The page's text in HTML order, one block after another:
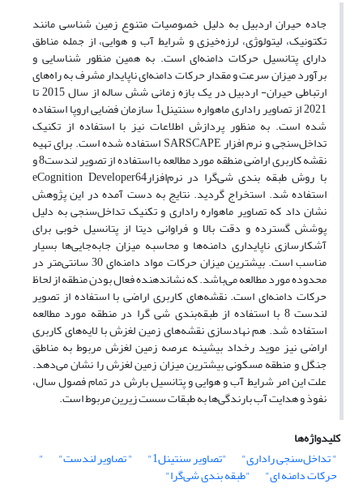
جاده حیران اردبیل به دلیل خصوصیات متنوع زمین شناسی مانند
تکتونیک، لیتولوژی، لرزه‌خیزی و شرایط آب و هوایی، از جمله مناطق
دارای پتانسیل حرکات دامنه‌ای است. به همین منظور شناسایی و
برآورد میزان سرعت و مقدار حرکات دامنه‌ای ناپایدار مشرف به راه‌های
ارتباطی حیران- اردبیل در یک بازه زمانی شش ساله از سال 2015 تا
2021 از تصاویر راداری ماهواره سنتینل1 سازمان فضایی اروپا استفاده
شده است. به منظور پردازش اطلاعات نیز با استفاده از تکنیک
تداخل‌سنجی و نرم‌ افزار SARSCAPE استفاده شده است. برای تهیه
نقشه‌ کاربری اراضی منطقه مورد مطالعه با استفاده از تصویر لندست8 و
با روش طبقه بندی شی‌گرا در نرم‌افزارeCognition Developer64
استفاده شد. استخراج گردید. نتایج به دست آمده در این پژوهش
نشان داد که تصاویر ماهواره راداری و تکنیک تداخل‌سنجی به دلیل
پوشش گسترده و دقت بالا و فراوانی دیتا از پتانسیل خوبی برای
آشکارسازی ناپایداری دامنه‌ها و محاسبه میزان جابه‌جایی‌ها بسیار
مناسب است. بیشترین میزان حرکات مواد دامنه‌ای 30 سانتی‌متر در
محدوده مورد مطالعه می‌باشد. که نشاندهنده فعال بودن منطقه از لحاظ
حرکات دامنه‌ای است. نقشه‌های کاربری اراضی با استفاده از تصویر
لندست 8 با استفاده از طبقه‌بندی شی گرا در منطقه مورد مطالعه
استفاده شد. هم نهادسازی نقشه‌های زمین لغزش با لایه‌های کاربری
اراضی نیز موید رخداد بیشینه عرصه‌ زمین لغزش مربوط به مناطق
جنگل و منطقه مسکونی بیشترین میزان زمین لغزش را نشان می‌دهد.
علت این امر شرایط آب و هوایی و پتانسیل بارش در تمام فصول سال،
نفوذ و هدایت آب بارندگی‌ها به طبقات سست زیرین مربوط است.
کلیدواژه‌ها
" تداخل‌سنجی راداری"
"تصاویر سنتینل1" " تصاویر لندست" "
حرکات دامنه ای" "طبقه بندی شی‌گرا"